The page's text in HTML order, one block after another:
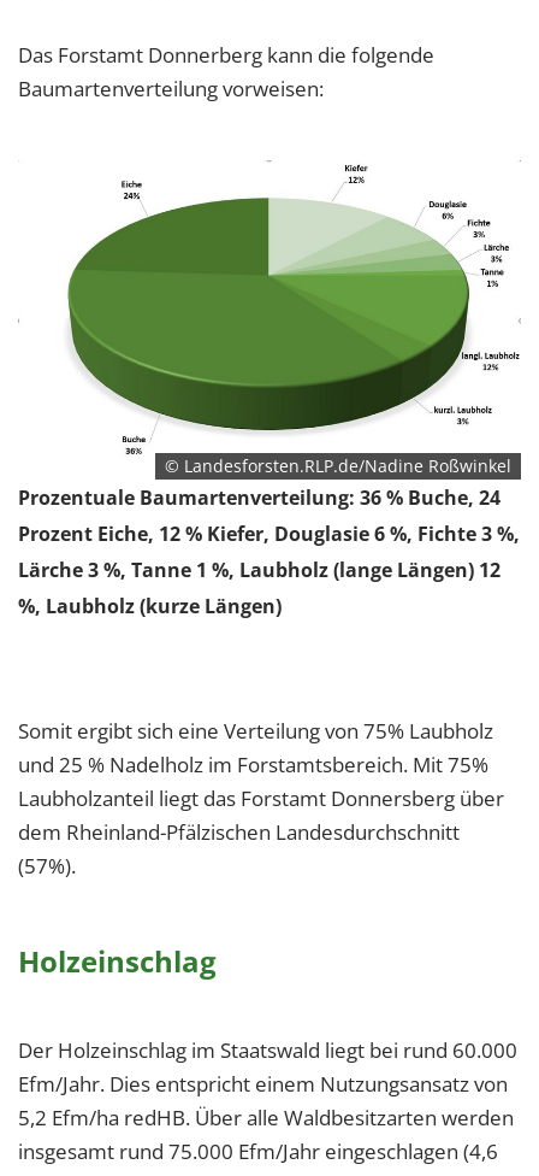
Das Forstamt Donnerberg kann die folgende
Baumartenverteilung vorweisen:
© Landesforsten.RLP.de/Nadine Roßwinkel
Prozentuale Baumartenverteilung: 36 % Buche, 24
Prozent Eiche, 12 % Kiefer, Douglasie 6 %, Fichte 3 %,
Lärche 3 %, Tanne 1 %, Laubholz (lange Längen) 12
%, Laubholz (kurze Längen)
Somit ergibt sich eine Verteilung von 75% Laubholz
und 25 % Nadelholz im Forstamtsbereich. Mit 75%
Laubholzanteil liegt das Forstamt Donnersberg über
dem Rheinland-Pfälzischen Landesdurchschnitt
(57%).
Holzeinschlag
Der Holzeinschlag im Staatswald liegt bei rund 60.000
Efm/Jahr. Dies entspricht einem Nutzungsansatz von
5,2 Efm/ha redHB. Über alle Waldbesitzarten werden
insgesamt rund 75.000 Efm/Jahr eingeschlagen (4,6